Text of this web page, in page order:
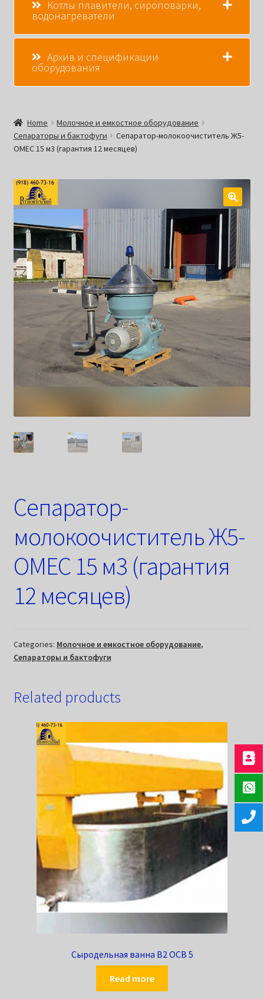
Котлы плавители, сироповарки,
водонагреватели
Архив и спецификации
оборудования
Home
Молочное и емкостное оборудование
Сепараторы и бактофуги
Сепаратор-молокоочиститель Ж5-
ОМЕС 15 м3 (гарантия 12 месяцев)
Сепаратор-
молокоочиститель Ж5-
ОМЕС 15 м3 (гарантия
12 месяцев)
Categories: Молочное и емкостное оборудование,
Сепараторы и бактофуги
Related products
Сыродельная ванна В2 ОСВ 5
Read more